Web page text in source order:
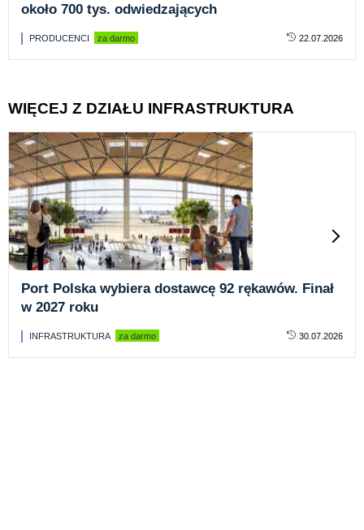
około 700 tys. odwiedzających
PRODUCENCI za darmo 22.07.2026
WIĘCEJ Z DZIAŁU INFRASTRUKTURA
Port Polska wybiera dostawcę 92 rękawów. Finał
w 2027 roku
INFRASTRUKTURA za darmo 30.07.2026